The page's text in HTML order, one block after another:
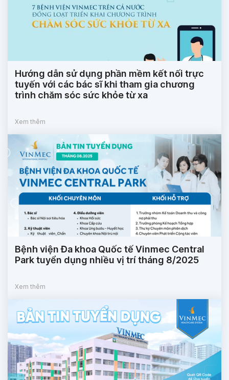
Hướng dẫn sử dụng phần mềm kết nối trực
tuyến với các bác sĩ khi tham gia chương
trình chăm sóc sức khỏe từ xa
Xem thêm
Bệnh viện Đa khoa Quốc tế Vinmec Central
Park tuyển dụng nhiều vị trí tháng 8/2025
Xem thêm